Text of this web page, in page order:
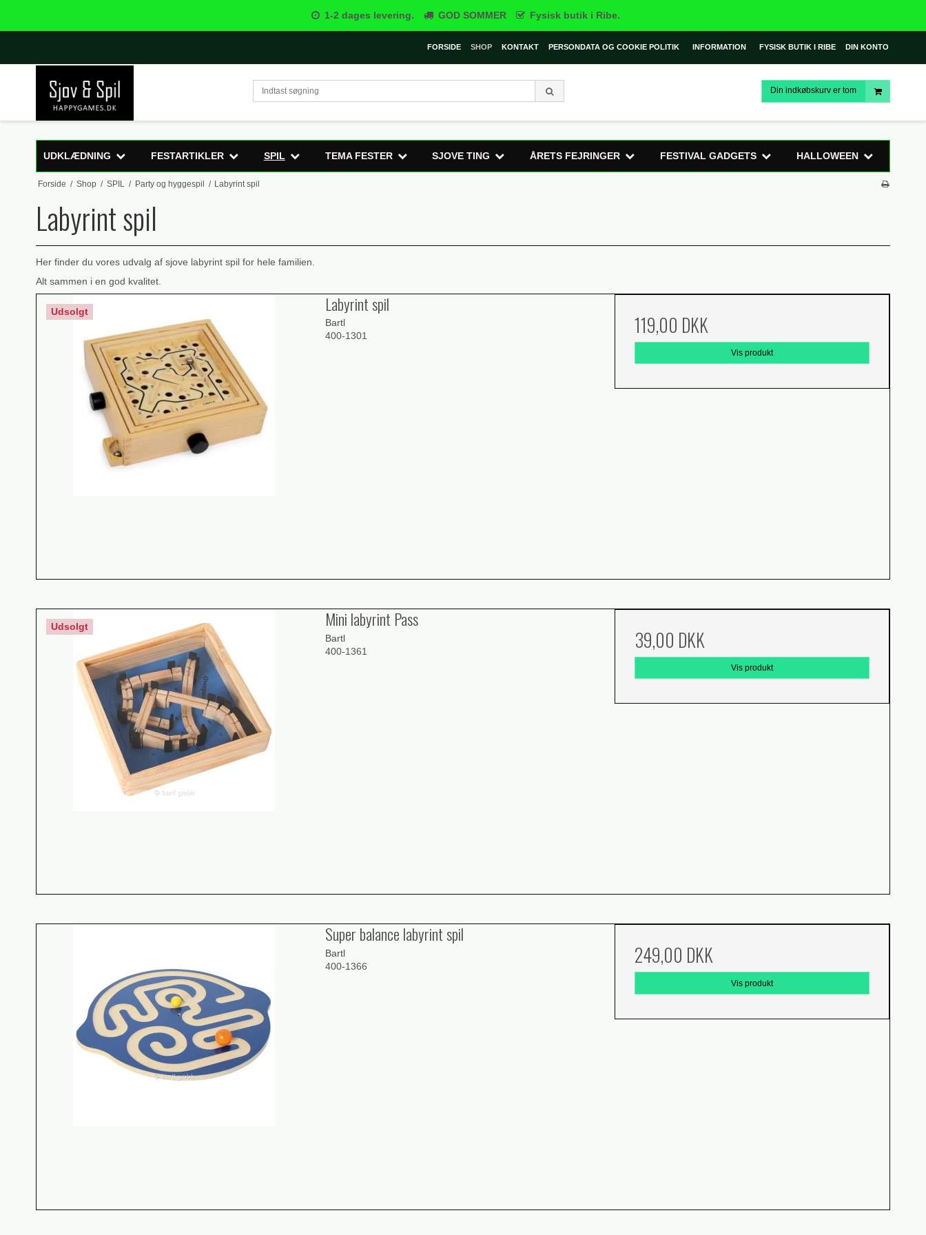
1-2 dages levering. GOD SOMMER Fysisk butik i Ribe.
FORSIDE SHOP KONTAKT PERSONDATA OG COOKIE POLITIK INFORMATION FYSISK BUTIK I RIBE DIN KONTO
Din indkøbskurv er tom
UDKLÆDNING FESTARTIKLER SPIL TEMA FESTER SJOVE TING ÅRETS FEJRINGER FESTIVAL GADGETS HALLOWEEN
Forside / Shop / SPIL / Party og hyggespil / Labyrint spil
Labyrint spil
Her finder du vores udvalg af sjove labyrint spil for hele familien.
Alt sammen i en god kvalitet.
Udsolgt Labyrint spil
Bartl
400-1301
119,00 DKK
Vis produkt
Udsolgt Mini labyrint Pass
Bartl
400-1361
39,00 DKK
Vis produkt
Super balance labyrint spil
Bartl
400-1366
249,00 DKK
Vis produkt